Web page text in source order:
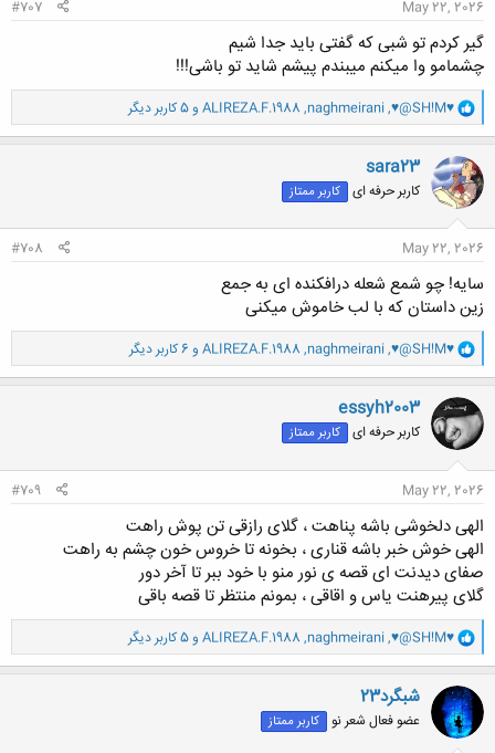
May 22, 2026
#707
گیر کردم تو شبی که گفتی باید جدا شیم
چشمامو وا میکنم میبندم پیشم شاید تو باشی!!!
و
ا
ک
ن
ش
ه
ا
♥@SH!M♥
,
naghmeirani
,
ALIREZA.F.1988 و 5 کاربر دیگر
sara23
کاربر حرفه ای کاربر ممتاز
May 22, 2026
#708
سایه! چو شمع شعله درافکنده ای به جمع
زین داستان که با لب خاموش میکنی
و
ا
ک
ن
ش
ه
ا
♥@SH!M♥
,
naghmeirani
,
ALIREZA.F.1988 و 6 کاربر دیگر
essyh2003
کاربر حرفه ای کاربر ممتاز
May 22, 2026
#709
الهی دلخوشی باشه پناهت ، گلای رازقی تن پوش راهت
الهی خوش خبر باشه قناری ، بخونه تا خروس خون چشم به راهت
صفای دیدنت ای قصه ی نور منو با خود ببر تا آخر دور
گلای پیرهنت یاس و اقاقی ، بمونم منتظر تا قصه باقی
و
ا
ک
ن
ش
ه
ا
♥@SH!M♥
,
naghmeirani
,
ALIREZA.F.1988 و 5 کاربر دیگر
شبگرد23
عضو فعال شعر نو کاربر ممتاز